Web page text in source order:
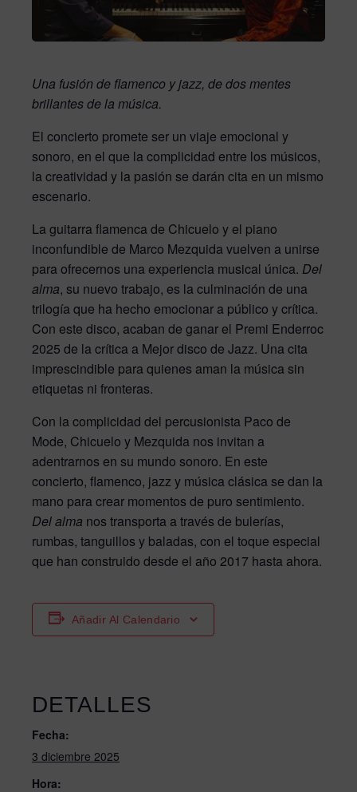
Una fusión de flamenco y jazz, de dos mentes
brillantes de la música.
El concierto promete ser un viaje emocional y
sonoro, en el que la complicidad entre los músicos,
la creatividad y la pasión se darán cita en un mismo
escenario.
La guitarra flamenca de Chicuelo y el piano
inconfundible de Marco Mezquida vuelven a unirse
para ofrecernos una experiencia musical única. Del
alma, su nuevo trabajo, es la culminación de una
trilogía que ha hecho emocionar a público y crítica.
Con este disco, acaban de ganar el Premi Enderroc
2025 de la crítica a Mejor disco de Jazz. Una cita
imprescindible para quienes aman la música sin
etiquetas ni fronteras.
Con la complicidad del percusionista Paco de
Mode, Chicuelo y Mezquida nos invitan a
adentrarnos en su mundo sonoro. En este
concierto, flamenco, jazz y música clásica se dan la
mano para crear momentos de puro sentimiento.
Del alma nos transporta a través de bulerías,
rumbas, tanguillos y baladas, con el toque especial
que han construido desde el año 2017 hasta ahora.
Añadir Al Calendario
DETALLES
Fecha:
3 diciembre 2025
Hora: